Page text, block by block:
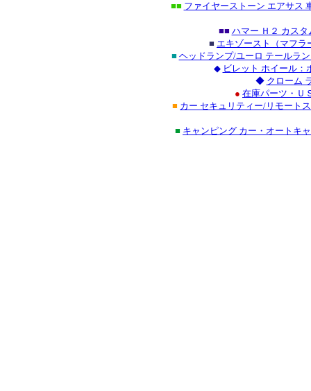
■■ ファイヤーストーン エアサス
■■ ハマー Ｈ２ カス
■ エキゾースト（マフ
■ ヘッドランプ/ユーロ テールラ
◆ ビレット ホイール：
◆ クローム
● 在庫パーツ・Ｕ
■ カー セキュリティー/リモート
■ キャンピング カー・オートキ